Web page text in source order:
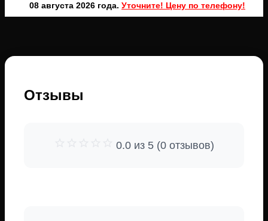
08 августа 2026 года. Уточните! Цену по телефону!
Отзывы
0.0 из 5 (0 отзывов)